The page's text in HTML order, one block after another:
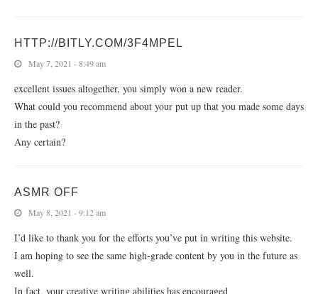
HTTP://BITLY.COM/3F4MPEL
May 7, 2021 - 8:49 am
excellent issues altogether, you simply won a new reader.
What could you recommend about your put up that you made some days
in the past?
Any certain?
ASMR OFF
May 8, 2021 - 9:12 am
I’d like to thank you for the efforts you’ve put in writing this website.
I am hoping to see the same high-grade content by you in the future as
well.
In fact, your creative writing abilities has encouraged